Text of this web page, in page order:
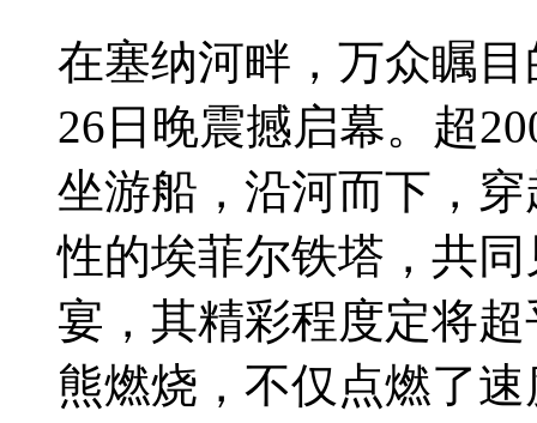
在塞纳河畔，万众瞩
26日晚震撼启幕。超
坐游船，沿河而下，
性的埃菲尔铁塔，共
宴，其精彩程度定将
熊燃烧，不仅点燃了